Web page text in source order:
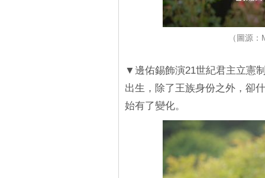
（圖源
▼邊佑錫飾演21世紀君主立憲
出生，除了王族身份之外，卻
始有了變化。